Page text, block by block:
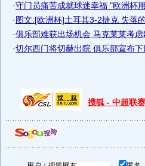
·守门员痛苦成就球迷幸福 "欧洲杯用
·图文:[欧洲杯]土耳其3-2捷克 失落
·俱乐部难获出场机会 马克莱莱考虑
·切尔西门将切赫出院 俱乐部宣布
搜狐 - 中超联